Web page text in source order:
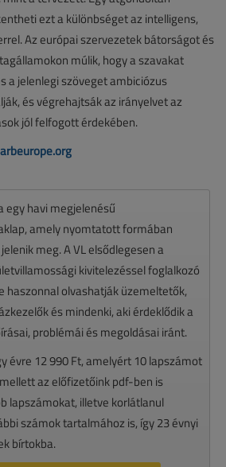
ezt a különbséget az intelligens,
Az európai szervezetek bátorságot és
múlik, hogy a szavakat
a jelenlegi szöveget ambiciózus
és végrehajtsák az irányelvet az
jól felfogott érdekében.
egy havi megjelenésű
amely nyomtatott formában
meg. A VL elsődlegesen a
kivitelezéssel foglalkozó
haszonnal olvashatják üzemeltetők,
és mindenki, aki érdeklődik a
problémái és megoldásai iránt.
évre 12 990 Ft, amelyért 10 lapszámot
az előfizetőink pdf-ben is
lapszámokat, illetve korlátlanul
számok tartalmához is, így 23 évnyi
bírtokba.